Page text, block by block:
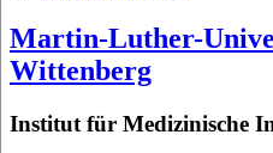
Martin-Luther-
Wittenberg
Institut für Medizinische